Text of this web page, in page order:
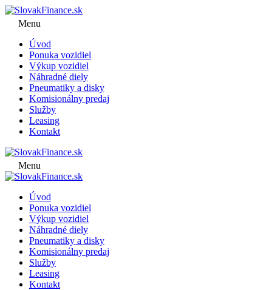
Menu
Úvod
Ponuka vozidiel
Výkup vozidiel
Náhradné diely
Pneumatiky a disky
Komisionálny predaj
Služby
Leasing
Kontakt
Menu
Úvod
Ponuka vozidiel
Výkup vozidiel
Náhradné diely
Pneumatiky a disky
Komisionálny predaj
Služby
Leasing
Kontakt